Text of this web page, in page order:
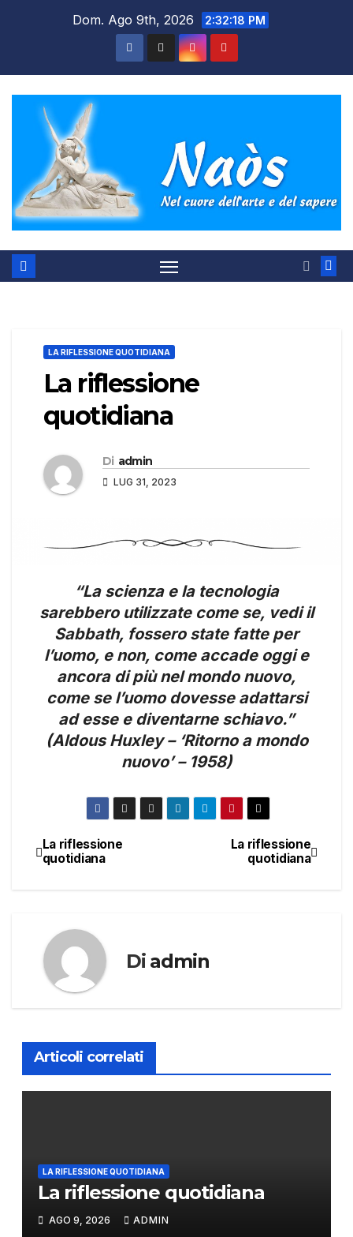
Dom. Ago 9th, 2026 2:32:18 PM
LA RIFLESSIONE QUOTIDIANA
La riflessione
quotidiana
Di admin
LUG 31, 2023
“La scienza e la tecnologia
sarebbero utilizzate come se, vedi il
Sabbath, fossero state fatte per
l’uomo, e non, come accade oggi e
ancora di più nel mondo nuovo,
come se l’uomo dovesse adattarsi
ad esse e diventarne schiavo.”
(Aldous Huxley – ‘Ritorno a mondo
nuovo’ – 1958)
Navigazione
La riflessione
quotidiana
La riflessione
quotidiana
Di admin
Articoli correlati
LA RIFLESSIONE QUOTIDIANA
La riflessione quotidiana
AGO 9, 2026 ADMIN